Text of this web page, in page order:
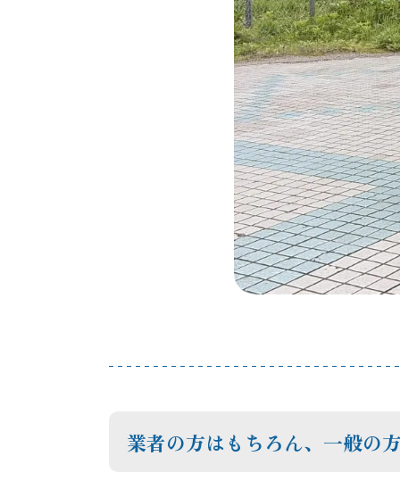
業者の方はもちろん、一般の